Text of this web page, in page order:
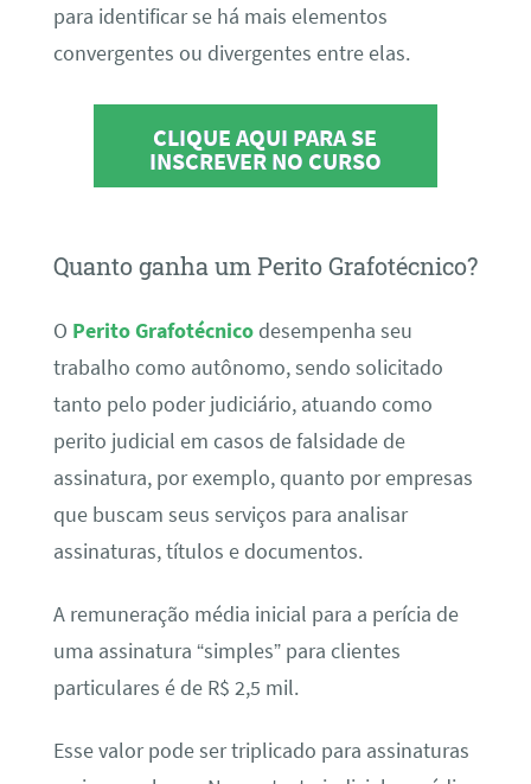
para identificar se há mais elementos
convergentes ou divergentes entre elas.
CLIQUE AQUI PARA SE
INSCREVER NO CURSO
Quanto ganha um Perito Grafotécnico?
O Perito Grafotécnicodesempenha seu
trabalho como autônomo, sendo solicitado
tanto pelo poder judiciário, atuando como
perito judicial em casos de falsidade de
assinatura, por exemplo, quanto por empresas
que buscam seus serviços para analisar
assinaturas, títulos e documentos.
A remuneração média inicial para a perícia de
uma assinatura “simples” para clientes
particulares é de R$ 2,5 mil.
Esse valor pode ser triplicado para assinaturas